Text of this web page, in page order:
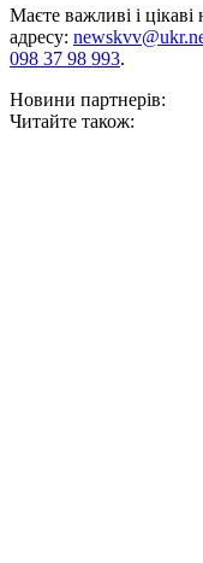
Маєте важливі і
адресу:
098 37 98 993.
Новини партнерів:
Читайте також: